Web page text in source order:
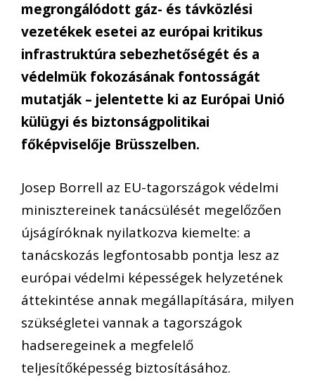
megrongálódott gáz- és távközlési
vezetékek esetei az európai kritikus
infrastruktúra sebezhetőségét és a
védelmük fokozásának fontosságát
mutatják – jelentette ki az Európai Unió
külügyi és biztonságpolitikai
főképviselője Brüsszelben.
Josep Borrell az EU-tagországok védelmi
minisztereinek tanácsülését megelőzően
újságíróknak nyilatkozva kiemelte: a
tanácskozás legfontosabb pontja lesz az
európai védelmi képességek helyzetének
áttekintése annak megállapítására, milyen
szükségletei vannak a tagországok
hadseregeinek a megfelelő
teljesítőképesség biztosításához.